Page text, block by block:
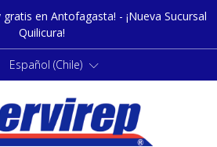
en Antofagasta! - ¡Nueva Sucursal
Quilicura!
Español (Chile)